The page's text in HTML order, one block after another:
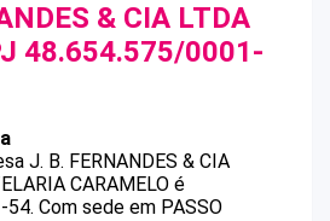
& CIA LTDA
48.654.575/0001-
J. B. FERNANDES & CIA
CARAMELO é
54. Com sede em PASSO